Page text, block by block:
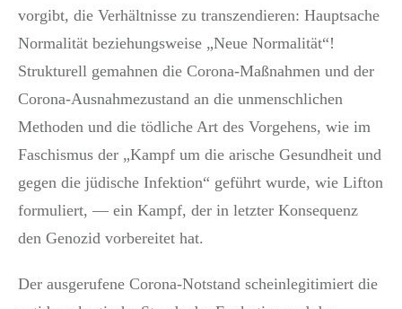
vorgibt, die Verhältnisse zu transzendieren: Hauptsache
Normalität beziehungsweise „Neue Normalität“!
Strukturell gemahnen die Corona-Maßnahmen und der
Corona-Ausnahmezustand an die unmenschlichen
Methoden und die tödliche Art des Vorgehens, wie im
Faschismus der „Kampf um die arische Gesundheit und
gegen die jüdische Infektion“ geführt wurde, wie Lifton
formuliert, — ein Kampf, der in letzter Konsequenz
den Genozid vorbereitet hat.
Der ausgerufene Corona-Notstand scheinlegitimiert die